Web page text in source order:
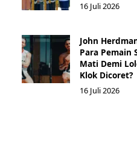
16 Juli 2026
John
Para Pemain
Mati Demi
Klok Dicoret?
16 Juli 2026